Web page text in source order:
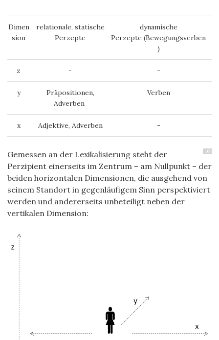
Dimen
sion
relationale, statische
Perzepte
dynamische
Perzepte (Bewegungsverben
)
z - -
y
Präpositionen,
Adverben
Verben
x Adjektive, Adverben -
16
Gemessen an der Lexikalisierung steht der
Perzipient einerseits im Zentrum – am Nullpunkt – der
beiden horizontalen Dimensionen, die ausgehend von
seinem Standort in gegenläufigem Sinn perspektiviert
werden und andererseits unbeteiligt neben der
vertikalen Dimension: